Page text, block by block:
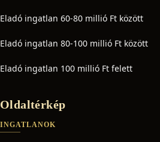
Eladó ingatlan 60-80 millió Ft között
Eladó ingatlan 80-100 millió Ft között
Eladó ingatlan 100 millió Ft felett
Oldaltérkép
INGATLANOK